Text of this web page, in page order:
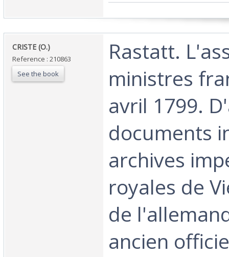
‎CRISTE (O.)‎
Reference : 210863
See the book
‎Rastatt.
ministres
avril 1799.
documents
archives
royales de
de
ancien